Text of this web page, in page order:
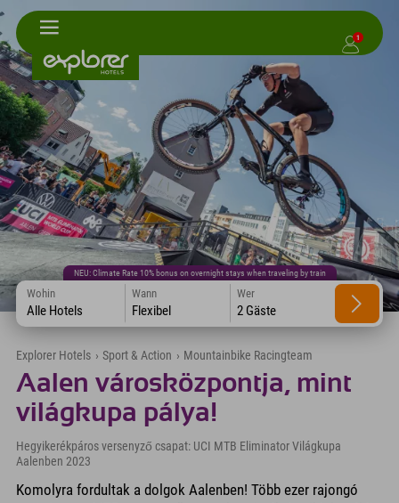
1
NEU: Climate Rate 10% bonus on overnight stays when traveling by train
Wohin
Alle Hotels
Wann
Flexibel
Wer
2 Gäste
Explorer Hotels › Sport & Action › Mountainbike Racingteam
Aalen városközpontja, mint
világkupa pálya!
Hegyikerékpáros versenyző csapat: UCI MTB Eliminator Világkupa
Aalenben 2023
Komolyra fordultak a dolgok Aalenben! Több ezer rajongó